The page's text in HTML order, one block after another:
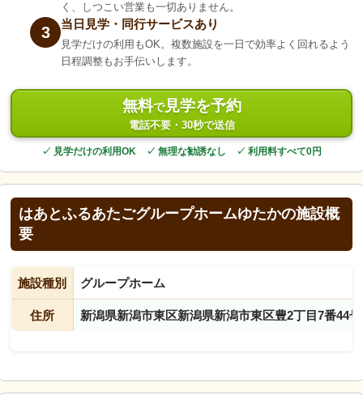
く、しつこい営業も一切ありません。
3 当日見学・同行サービスあり
見学だけの利用もOK。複数施設を一日で効率よく回れるよう
日程調整もお手伝いします。
無料で見学を予約
電話不要・30秒で送信
✓ 見学だけの利用OK ✓ 無理な勧誘なし ✓ 利用料すべて0円
はあとふるあたごグループホームゆたかの施設概
要
施設種別 グループホーム
住所 新潟県新潟市東区新潟県新潟市東区豊2丁目7番44